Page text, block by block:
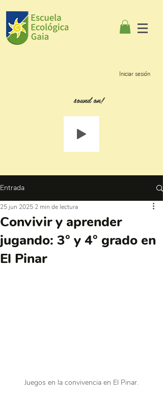
Iniciar sesión
sound on!
Entrada
Convivir y aprender
jugando: 3° y 4° grado en
El Pinar
25 jun 2025 2 min de lectura
Juegos en la convivencia en El Pinar.